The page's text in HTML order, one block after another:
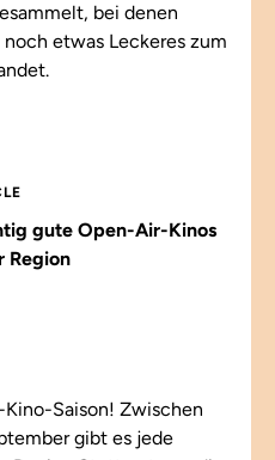
bei denen
etwas Leckeres zum
gute Open-Air-Kinos
Region
Saison! Zwischen
gibt es jede